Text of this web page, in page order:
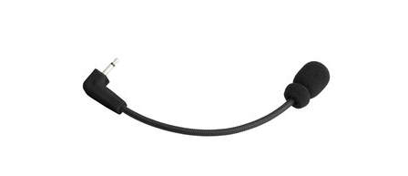
Gewicht
453 g